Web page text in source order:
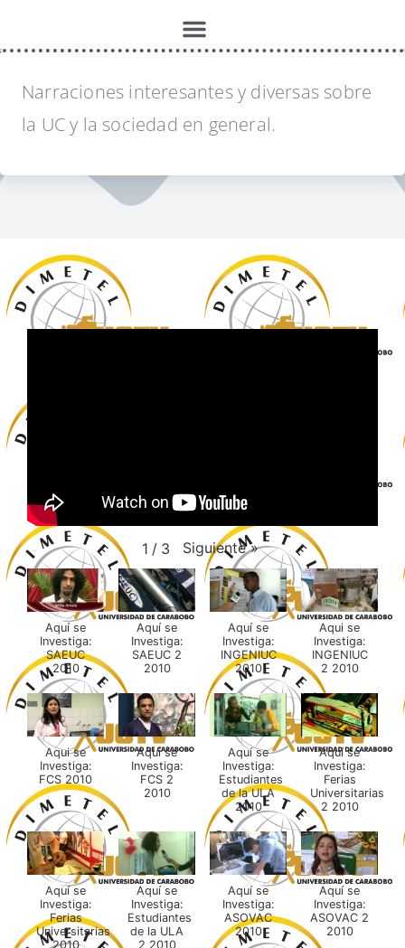
Micros de UCTV
Narraciones interesantes y diversas sobre
la UC y la sociedad en general.
1 / 3 Siguiente »
Aquí se
Investiga:
SAEUC
2010
Aquí se
Investiga:
SAEUC 2
2010
Aquí se
Investiga:
INGENIUC
2010
Aqui se
Investiga:
INGENIUC
2 2010
Aqui se
Investiga:
FCS 2010
Aquí se
Investiga:
FCS 2
2010
Aquí se
Investiga:
Estudiantes
de la ULA
2010
Aquí se
Investiga:
Ferias
Universitarias
2 2010
Aquí se
Investiga:
Ferias
Universitarias
2010
Aquí se
Investiga:
Estudiantes
de la ULA
2 2010
Aquí se
Investiga:
ASOVAC
2010
Aquí se
Investiga:
ASOVAC 2
2010